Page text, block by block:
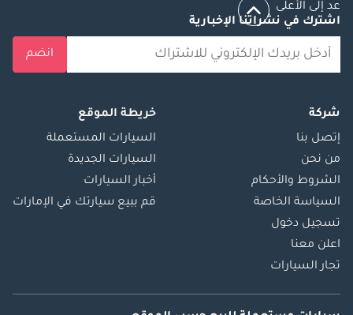
عد إلى الأعلى
اشترك في نشراتنا الإخبارية
انضم
شركة
إتصل بنا
من نحن
الشروط والأحكام
السياسة الخاصة
تسجيل دخول
اعلن معنا
تجار السيارات
خريطة الموقع
السيارات المستعملة
السيارات الجديدة
أخبار السيارات
قم ببيع سيارتك في الإمارات